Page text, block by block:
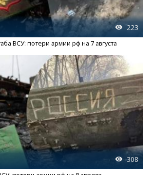
223
ВСУ: потери армии рф на 7 августа
308